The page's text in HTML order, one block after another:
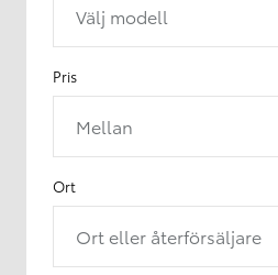
Välj modell
Pris
Mellan
Ort
Ort eller återförsäljare